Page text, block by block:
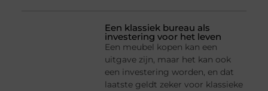
Een klassiek bureau als
investering voor het leven
Een meubel kopen kan een
uitgave zijn, maar het kan ook
een investering worden, en dat
laatste geldt zeker voor klassieke